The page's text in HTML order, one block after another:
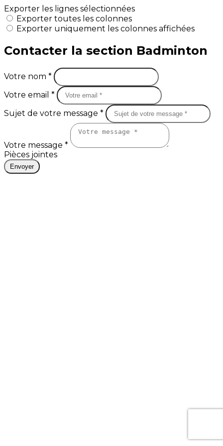
Exporter les lignes sélectionnées
Exporter toutes les colonnes
Exporter uniquement les colonnes affichées
Contacter la section Badminton
Votre nom *
Votre email *
Sujet de votre message *
Votre message *
Pièces jointes
Envoyer